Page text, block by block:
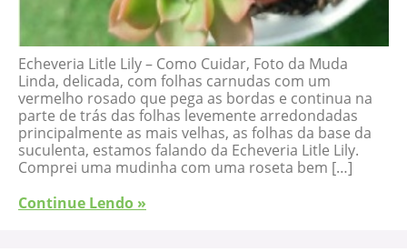
Echeveria Litle Lily – Como Cuidar, Foto da Muda
Linda, delicada, com folhas carnudas com um
vermelho rosado que pega as bordas e continua na
parte de trás das folhas levemente arredondadas
principalmente as mais velhas, as folhas da base da
suculenta, estamos falando da Echeveria Litle Lily.
Comprei uma mudinha com uma roseta bem […]
Continue Lendo »